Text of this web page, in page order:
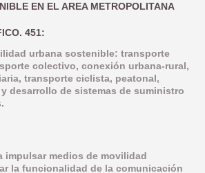
LA ADMINISTRACION ELECTRONICA
4
Y FOMENTO DE LA MOVILIDAD
PARA MEJORAR LA EFICIENCIA
6
Y PUESTA EN VALOR DEL
DE AREAS DEGRADADAS, ZONAS
9
99
EDUSI
ANTIFRAUDE
DEL RIESGO
EN EL AREA METROPOLITANA
451:
urbana sostenible: transporte
colectivo, conexión urbana-rural,
transporte ciclista, peatonal,
desarrollo de sistemas de suministro
impulsar medios de movilidad
la funcionalidad de la comunicación
Mapa web Privacidad Cookies Contacto